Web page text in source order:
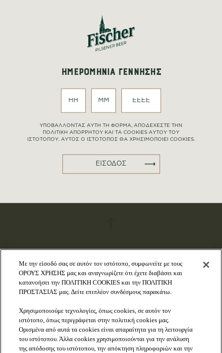
ΗΜΕΡΟΜΗΝΙΑ ΓΕΝΝΗΣΗΣ
YΠΟΒΑΛΛΟΝΤΑΣ ΑΥΤΗ ΤΗ ΦΟΡΜΑ, ΑΠΟΔΕΧΕΣΤΕ ΤΗΝ
ΠΟΛΙΤΙΚΗ ΑΠΟΡΡΗΤΟΥ ΚΑΙ ΤΑ COOKIES ΑΥΤΟΥ ΤΟΥ
ΙΣΤΟΤΟΠΟΥ. ΑΥΤΟΣ Ο ΙΣΤΟΤΟΠΟΣ ΘΑ ΧΡΗΣΙΜΟΠΟΙΕΙ COOKIES.
ΕΙΣΟΔΟΣ
ΕΠΙΚΟΙΝΩΝΙA
Τ. 801 22 20000
FISCHER
Με την είσοδό σας σε αυτόν τον ιστότοπο, συμφωνείτε με τους
ΟΡΟΥΣ ΧΡΗΣΗΣ μας και αναγνωρίζετε ότι έχετε διαβάσει και
κατανοήσει την ΠΟΛΙΤΙΚΗ COOKIES και την ΠΟΛΙΤΙΚΗ
ΠΡΟΣΤΑΣΙΑΣ μας. Δείτε επιπλέον συνδέσμους παρακάτω.
Χρησιμοποιούμε τεχνολογίες, όπως cookies, σε αυτόν τον
ιστότοπο, όπως περιγράφεται στην πολιτική cookies μας.
Ορισμένα από αυτά τα cookies είναι απαραίτητα για τη λειτουργία
του ιστότοπου. Άλλα cookies χρησιμοποιούνται για την ανάλυση
της απόδοσης του ιστότοπου, την απόκτηση πληροφοριών και την